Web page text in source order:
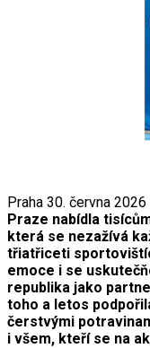
Praha 30. června 2026
Praze nabídla
která se nezažívá
třiatřiceti
emoce i se
republika jako
toho a letos
čerstvými
i všem, kteří se na